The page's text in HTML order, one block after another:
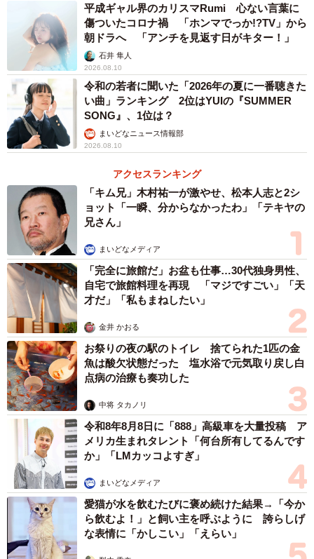
監督志望で学生時代に自主映画をたくさん撮っていた男。
そんな政伸君が太鼓判を押すわけですから。正直、それを
言われるまで映画にするなんて想像すらしていませんでし
た」
親友にも観て欲しい
そこから構想20年。原田龍二、高島礼子、片岡鶴太郎、長
谷川朝晴らベテラン勢を揃えて完成させた。
「政伸君に映画化の話はしたのか？いえ、していません。
計画を話したら『俺が監督をするよ！』と言い出しそうだ
から。…というのは冗談ですが、親友であるし彼の審美眼
は信用しているので、劇場公開の際にはぜひ観てもらって
感想を教えてもらいたいです」
4/5
終戦80周年平和記念作品『ハオト』
親友・高嶋からの「映画にした方がいい」は正解だった。
平成ギャル界のカリスマRumi 心ない言葉に
傷ついたコロナ禍 「ホンマでっか!?TV」から
朝ドラへ 「アンチを見返す日がキター！」
石井 隼人
2026.08.10
令和の若者に聞いた「2026年の夏に一番聴きた
い曲」ランキング 2位はYUIの『SUMMER
SONG』、1位は？
まいどなニュース情報部
2026.08.10
アクセスランキング
「キム兄」木村祐一が激やせ、松本人志と2シ
ョット「一瞬、分からなかったわ」「テキヤの
兄さん」
まいどなメディア
「完全に旅館だ」お盆も仕事…30代独身男性、
自宅で旅館料理を再現 「マジですごい」「天
才だ」「私もまねしたい」
金井 かおる
お祭りの夜の駅のトイレ 捨てられた1匹の金
魚は酸欠状態だった 塩水浴で元気取り戻し白
点病の治療も奏功した
中将 タカノリ
令和8年8月8日に「888」高級車を大量投稿 ア
メリカ生まれタレント「何台所有してるんです
か」「LMカッコよすぎ」
まいどなメディア
愛猫が水を飲むたびに褒め続けた結果→「今か
ら飲むよ！」と飼い主を呼ぶように 誇らしげ
な表情に「かしこい」「えらい」